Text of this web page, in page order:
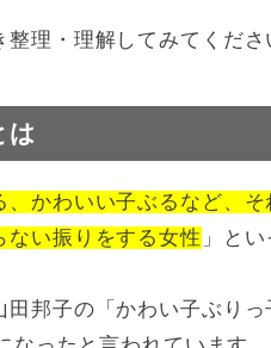
整理・理解してみてくださ
は
、かわいい子ぶるなど、
ない振りをする女性 」と
田邦子の「かわい子ぶり